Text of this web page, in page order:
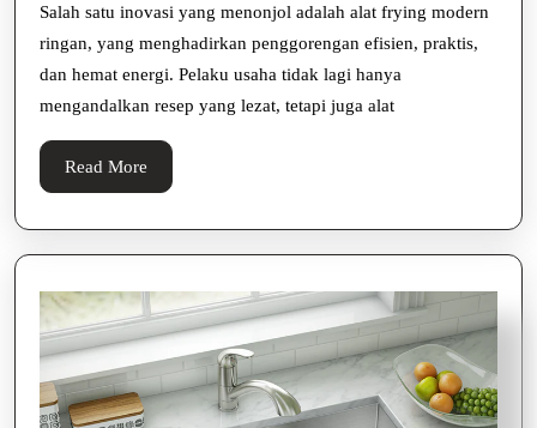
Solusi
Praktis
untuk
Kuliner
Masa
Kini
Salah satu inovasi yang menonjol adalah alat frying modern
ringan, yang menghadirkan penggorengan efisien, praktis,
dan hemat energi. Pelaku usaha tidak lagi hanya
mengandalkan resep yang lezat, tetapi juga alat
Read More
More